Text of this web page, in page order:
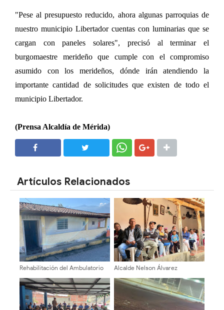
"Pese al presupuesto reducido, ahora algunas parroquias de
nuestro municipio Libertador cuentas con luminarias que se
cargan con paneles solares", precisó al terminar el
burgomaestre merideño que cumple con el compromiso
asumido con los merideños, dónde irán atendiendo la
importante cantidad de solicitudes que existen de todo el
municipio Libertador.
(Prensa Alcaldía de Mérida)
Artículos Relacionados
Rehabilitación del Ambulatorio
2.000 personas
Alcalde Nelson Álvarez
Agroproductivas en Los
Nevados